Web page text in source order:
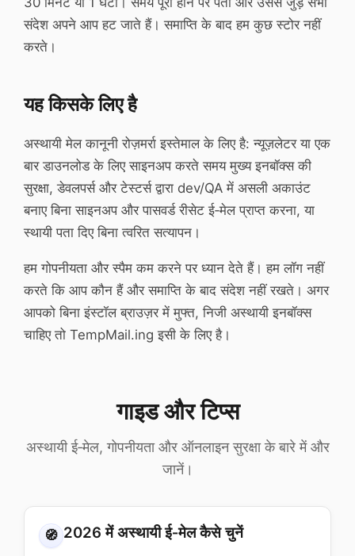
संदेश अपने आप हट जाते हैं। समाप्ति के बाद हम कुछ स्टोर नहीं
करते।
यह किसके लिए है
अस्थायी मेल कानूनी रोज़मर्रा इस्तेमाल के लिए है: न्यूज़लेटर या एक
बार डाउनलोड के लिए साइनअप करते समय मुख्य इनबॉक्स की
सुरक्षा, डेवलपर्स और टेस्टर्स द्वारा dev/QA में असली अकाउंट
बनाए बिना साइनअप और पासवर्ड रीसेट ई‑मेल प्राप्त करना, या
स्थायी पता दिए बिना त्वरित सत्यापन।
हम गोपनीयता और स्पैम कम करने पर ध्यान देते हैं। हम लॉग नहीं
करते कि आप कौन हैं और समाप्ति के बाद संदेश नहीं रखते। अगर
आपको बिना इंस्टॉल ब्राउज़र में मुफ्त, निजी अस्थायी इनबॉक्स
चाहिए तो TempMail.ing इसी के लिए है।
गाइड और टिप्स
अस्थायी ई‑मेल, गोपनीयता और ऑनलाइन सुरक्षा के बारे में और
जानें।
🧭 2026 में अस्थायी ई‑मेल कैसे चुनें